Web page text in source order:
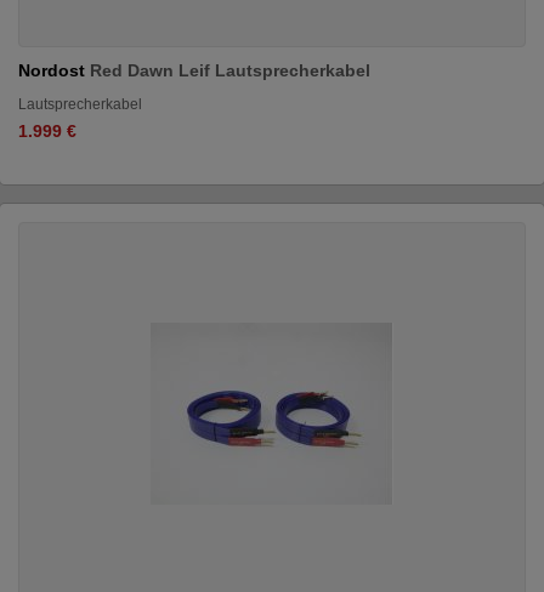
Nordost Red Dawn Leif Lautsprecherkabel
Lautsprecherkabel
1.999 €